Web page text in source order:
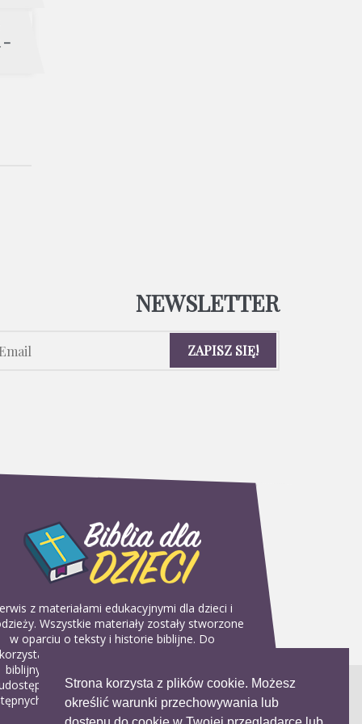
Strona korzysta z plików cookie. Możesz
określić warunki przechowywania lub
-
NEWSLETTER
z materiałami edukacyjnymi dla dzieci i
Wszystkie materiały zostały stworzone
w oparciu o teksty i historie biblijne. Do
w domu, na religii lub w szkółkach
biblijnych. Można je pobierać, drukować i
bez żadnych opłat. Materiałów
na serwisie nie można wykorzystywać
w celach komercyjnych.